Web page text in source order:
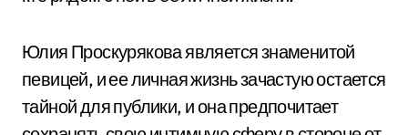
Юлия Проскурякова является знаменитой
певицей, и ее личная жизнь зачастую остается
тайной для публики, и она предпочитает